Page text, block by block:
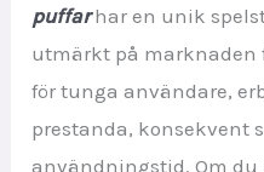
puffar har en unik
utmärkt på marknaden
för tunga användare,
prestanda, konsekvent
användningstid. Om du